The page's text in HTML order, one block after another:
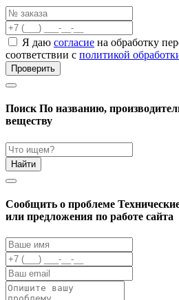
Я даю согласие на обработку
соответствии с политикой
Проверить
Поиск По названию,
веществу
Найти
Cообщить о проблеме
или предложения по работе сайта